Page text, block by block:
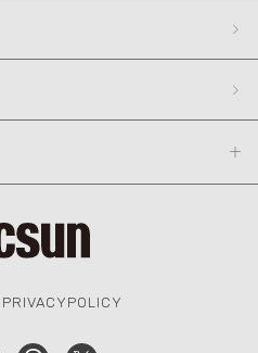
PRIVACYPOLICY